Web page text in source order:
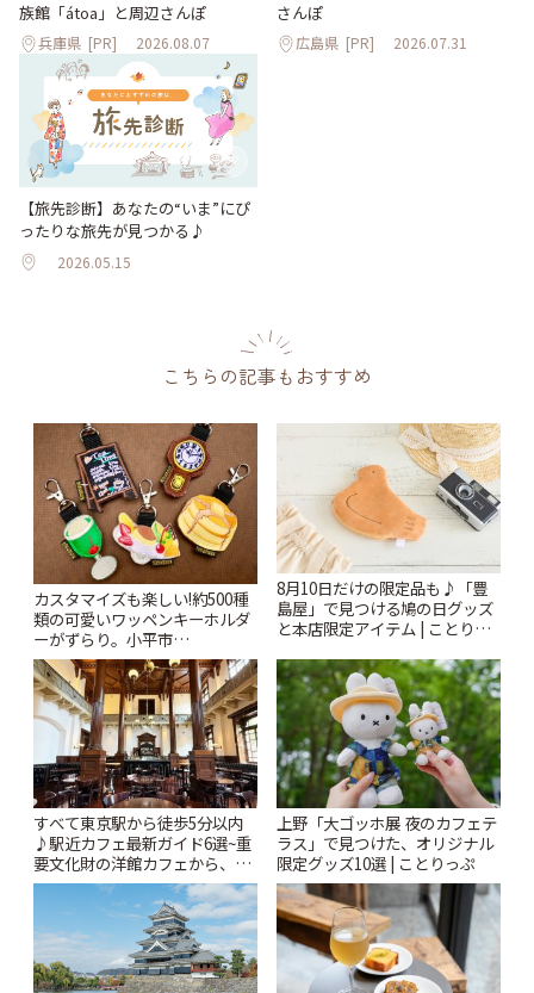
族館「átoa」と周辺さんぽ
兵庫県 [PR] 2026.08.07
さんぽ
広島県 [PR] 2026.07.31
【旅先診断】あなたの“いま”にぴ
ったりな旅先が見つかる♪
2026.05.15
こちらの記事もおすすめ
カスタマイズも楽しい!約500種
類の可愛いワッペンキーホルダ
ーがずらり。小平市
「Kimamaya T&K」 | ことりっ
ぷ
8月10日だけの限定品も♪「豊
島屋」で見つける鳩の日グッズ
と本店限定アイテム | ことりっ
すべて東京駅から徒歩5分以内
♪駅近カフェ最新ガイド6選~重
要文化財の洋館カフェから、改
札すぐのレトロ喫茶まで~ | こと
上野「大ゴッホ展 夜のカフェテ
ラス」で見つけた、オリジナル
限定グッズ10選 | ことりっぷ